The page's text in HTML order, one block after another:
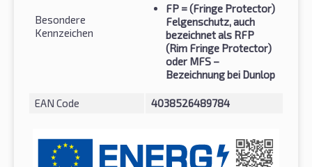
Besondere
Kennzeichen
FP = (Fringe Protector)
Felgenschutz, auch
bezeichnet als RFP
(Rim Fringe Protector)
oder MFS –
Bezeichnung bei Dunlop
EAN Code 4038526489784